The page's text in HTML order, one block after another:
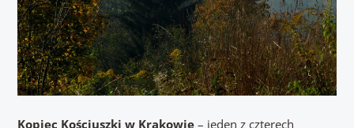
Kopiec Kościuszki w Krakowie– jeden z czterech